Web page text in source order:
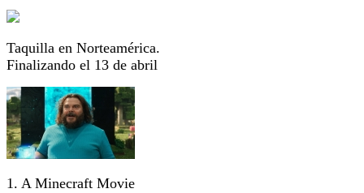
Taquilla en Norteamérica.
Finalizando el 13 de abril
1. A Minecraft Movie